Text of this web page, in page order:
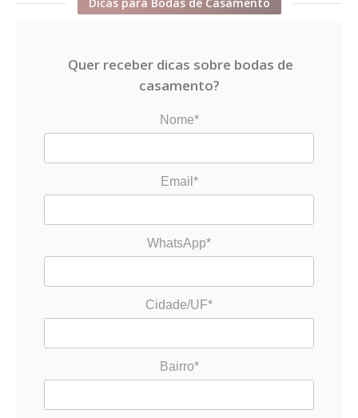
Quer receber dicas sobre bodas de
casamento?
Nome*
Email*
WhatsApp*
Cidade/UF*
Bairro*